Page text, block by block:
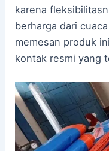
karena
berharga dari
memesan produk
kontak resmi yang